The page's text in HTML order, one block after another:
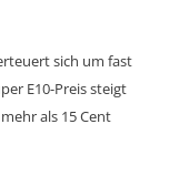
sich um fast
E10-Preis steigt
als 15 Cent